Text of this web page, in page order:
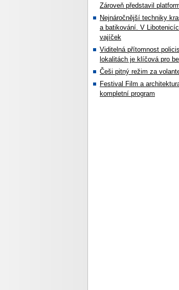
Zároveň představil
Nejnáročnější techniky
a batikování. V
vajíček
Viditelná přítomnost
lokalitách je klíčová pro
Češi pitný režim za
Festival Film a
kompletní program